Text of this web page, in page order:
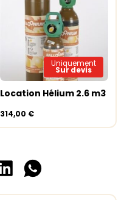
Uniquement
Sur devis
Lire la suite
Location Hélium 2.6 m3
314,00 €